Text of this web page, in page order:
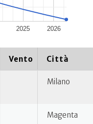
2025 2026
Vento Città
Milano
Magenta